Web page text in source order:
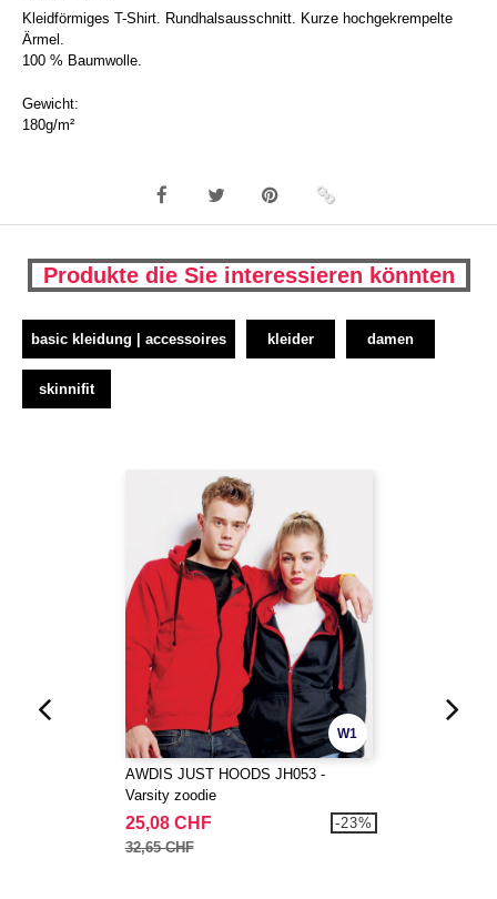
Kleidförmiges T-Shirt. Rundhalsausschnitt. Kurze hochgekrempelte
Ärmel.
100 % Baumwolle.
Gewicht:
180g/m²
Produkte die Sie interessieren könnten
basic kleidung | accessoires kleider damen
skinnifit
W1
AWDIS JUST HOODS JH053 -
Varsity zoodie
25,08 CHF
32,65 CHF
-23%